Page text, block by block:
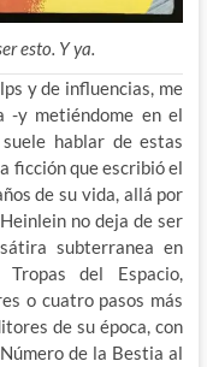
esto. Y ya.
y de influencias, me
-y metiéndome en el
hablar de estas
ficción que escribió el
de su vida, allá por
no deja de ser
subterranea en
del Espacio,
o cuatro pasos más
de su época, con
de la Bestia al